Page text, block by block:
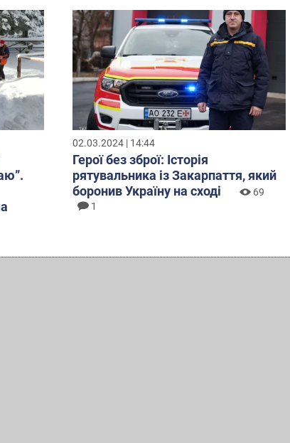
02.03.2024 | 14:44
Герої без зброї: Історія
рятувальника із Закарпаття, який
боронив Україну на сході
69
1